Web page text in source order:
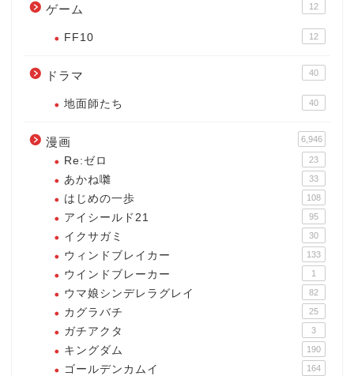
ゲーム 12
FF10 12
ドラマ 40
地面師たち 40
漫画 6,946
Re:ゼロ 23
あかね囃 33
はじめの一歩 108
アイシールド21 95
イクサガミ 30
ウィンドブレイカー 133
ウインドブレーカー 1
ウマ娘シンデレラグレイ 82
カグラバチ 25
ガチアクタ 3
キングダム 190
ゴールデンカムイ 164